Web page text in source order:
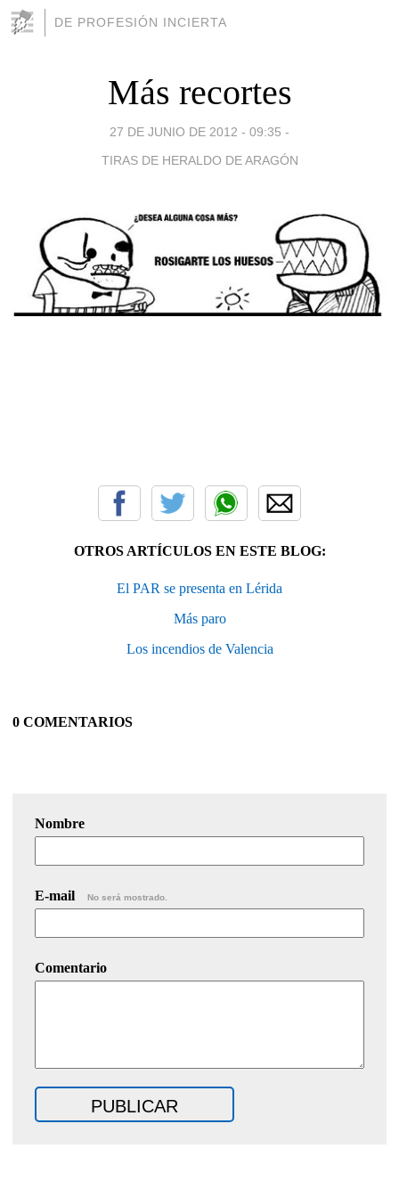
DE PROFESIÓN INCIERTA
Más recortes
27 DE JUNIO DE 2012 - 09:35 -
TIRAS DE HERALDO DE ARAGÓN
OTROS ARTÍCULOS EN ESTE BLOG:
El PAR se presenta en Lérida
Más paro
Los incendios de Valencia
0 COMENTARIOS
Nombre
E-mail No será mostrado.
Comentario